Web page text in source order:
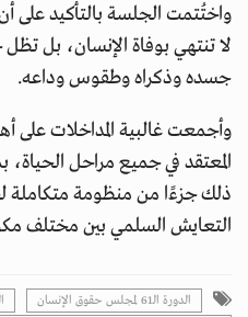
واختُتمت الجلسة بالتأكيد على
لا تنتهي بوفاة الإنسان، بل
جسده وذكراه وطقوس وداعه.
وأجمعت غالبية المداخلات على
المعتقد في جميع مراحل الحياة،
ذلك جزءًا من منظومة متكاملة
التعايش السلمي بين مختلف
الدورة الـ61 لمجلس حقوق الإنسان